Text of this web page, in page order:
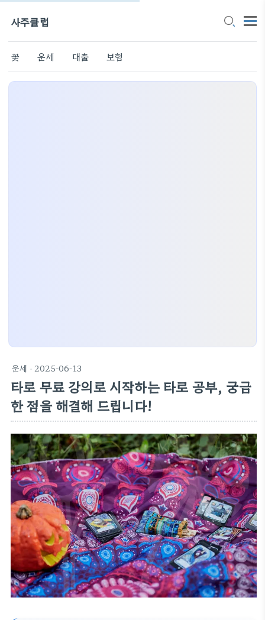
사주클럽
꽃 운세 대출 보험
운세 · 2025-06-13
타로 무료 강의로 시작하는 타로 공부, 궁금
한 점을 해결해 드립니다!